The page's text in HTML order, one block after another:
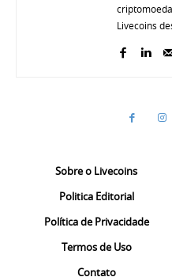
Livecoins
Sobre o Livecoins
Politica Editorial
Política de Privacidade
Termos de Uso
Contato